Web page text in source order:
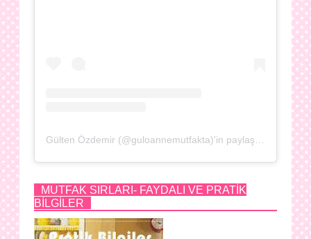
MUTFAK SIRLARI- FAYDALI VE PRATİK
BİLGİLER